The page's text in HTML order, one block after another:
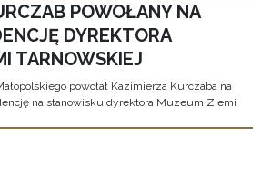
POWOŁANY NA
DYREKTORA
TARNOWSKIEJ
powołał Kazimierza Kurczaba na
na stanowisku dyrektora Muzeum Ziemi